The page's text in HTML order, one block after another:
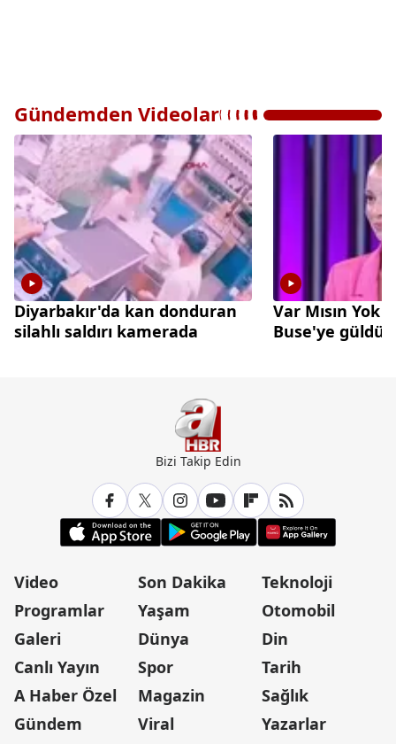
Gündemden Videolar
Diyarbakır'da kan donduran
silahlı saldırı kamerada
Var Mısın Yok
Buse'ye güldü
Bizi Takip Edin
Video
Programlar
Galeri
Canlı Yayın
A Haber Özel
Gündem
Son Dakika
Yaşam
Dünya
Spor
Magazin
Viral
Teknoloji
Otomobil
Din
Tarih
Sağlık
Yazarlar